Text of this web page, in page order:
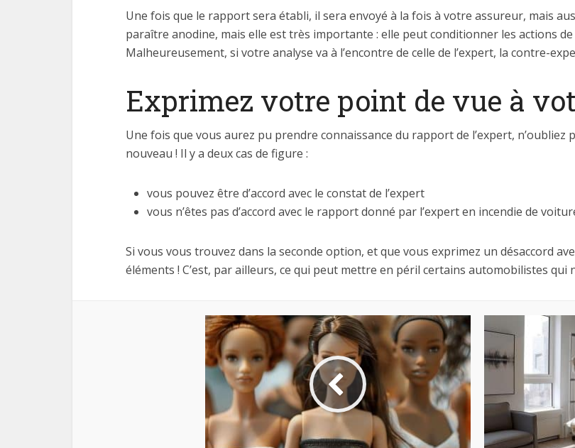
Une fois que le rapport sera établi, il sera envoyé à la fois à votre assureur, mais
paraître anodine, mais elle est très importante : elle peut conditionner les actions
Malheureusement, si votre analyse va à l’encontre de celle de l’expert, la contre-
Exprimez votre point de vue à
Une fois que vous aurez pu prendre connaissance du rapport de l’expert,
nouveau ! Il y a deux cas de figure :
vous pouvez être d’accord avec le constat de l’expert
vous n’êtes pas d’accord avec le rapport donné par l’expert en incendie de
Si vous vous trouvez dans la seconde option, et que vous exprimez un désaccord
éléments ! C’est, par ailleurs, ce qui peut mettre en péril certains automobilistes